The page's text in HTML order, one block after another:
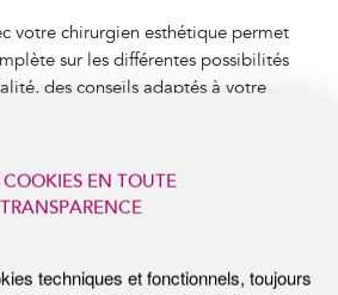
votre chirurgien esthétique permet
sur les différentes possibilités
des conseils adaptés à votre
sur :
du regard,